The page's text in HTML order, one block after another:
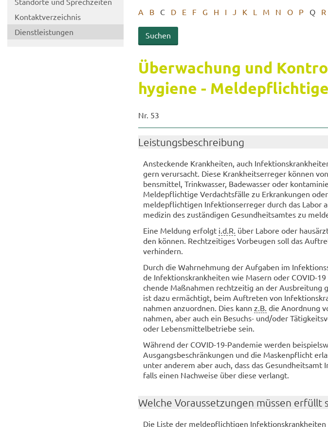
Kon­takt­ver­zeich­nis
Dienst­leis­tun­gen
A B C D E F G H I J K L M N O P Q R
Über­wa­chung und
hy­gie­ne -
Nr. 53
Leis­tungs­be­schrei­bung
An­ste­cken­de Krank­hei­ten, auch
gern ver­ur­sacht. Diese Krank­heits­er­re­ger kön­nen
bens­mit­tel, Trink­was­ser, Ba­de­was­ser oder
Mel­de­pflich­ti­ge Ver­dachts­fäl­le zu Er­kran­kun­gen
mel­de­pflich­ti­gen In­fek­ti­ons­er­re­ger durch das Labor
me­di­zin des zu­stän­di­gen Ge­sund­heits­am­tes zu
Eine Mel­dung er­folgt i.d.R. über La­bo­re oder
den kön­nen. Recht­zei­ti­ges Vor­beu­gen soll das
ver­hin­dern.
Durch die Wahr­neh­mung der Auf­ga­ben im
de In­fek­ti­ons­krank­hei­ten wie Ma­sern oder COVID-​
chen­de Maß­nah­men recht­zei­tig an der Aus­brei­tung
ist dazu er­mäch­tigt, beim Auf­tre­ten von
nah­men an­zu­ord­nen. Dies kann z.B. die An­ord­nung
nah­men, aber auch ein Besuchs-​ und/oder
oder Le­bens­mit­tel­be­trie­be sein.
Wäh­rend der COVID-​19-Pandemie wer­den
Aus­gangs­be­schrän­kun­gen und die Mas­ken­pflicht
unter an­de­rem aber auch, dass das
falls einen Nach­wei­se über diese ver­langt.
Wel­che Vor­aus­set­zun­gen müs­sen er­füllt
Die Liste der mel­de­pflich­ti­gen In­fek­ti­ons­krank­hei­ten